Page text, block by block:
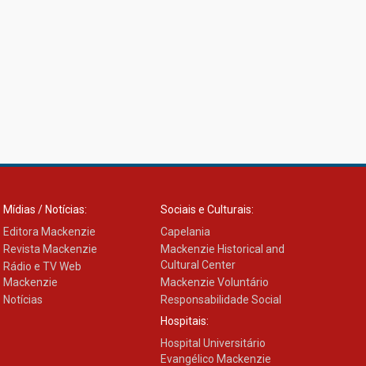
Mídias / Notícias:
Editora Mackenzie
Revista Mackenzie
Rádio e TV Web
Mackenzie
Notícias
Sociais e Culturais:
Capelania
Mackenzie Historical and
Cultural Center
Mackenzie Voluntário
Responsabilidade Social
Hospitais:
Hospital Universitário
Evangélico Mackenzie